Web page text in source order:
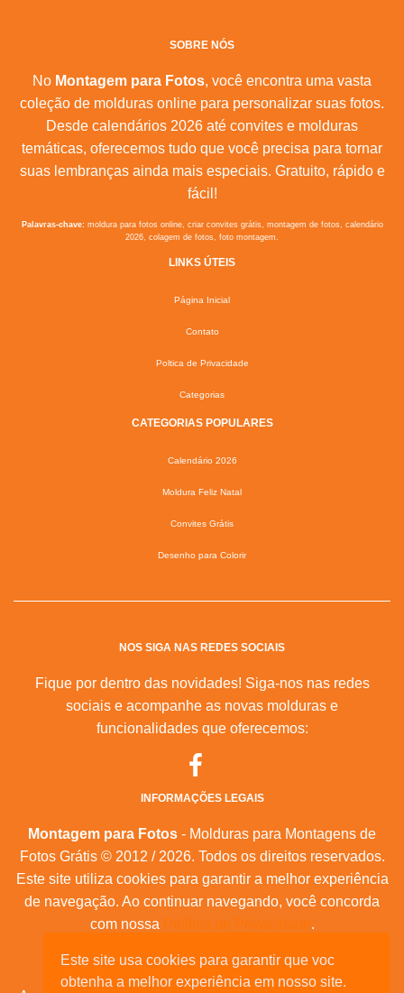
Este site usa cookies para garantir que voc
obtenha a melhor experiência em nosso site.
SOBRE NÓS
No Montagem para Fotos, você encontra uma vasta
coleção de molduras online para personalizar suas fotos.
Desde calendários 2026 até convites e molduras
temáticas, oferecemos tudo que você precisa para tornar
suas lembranças ainda mais especiais. Gratuito, rápido e
fácil!
Palavras-chave:moldura para fotos online, criar convites grátis, montagem de fotos, calendário
2026, colagem de fotos, foto montagem.
LINKS ÚTEIS
Página Inicial
Contato
Poltica de Privacidade
Categorias
CATEGORIAS POPULARES
Calendário 2026
Moldura Feliz Natal
Convites Grátis
Desenho para Colorir
NOS SIGA NAS REDES SOCIAIS
Fique por dentro das novidades! Siga-nos nas redes
sociais e acompanhe as novas molduras e
funcionalidades que oferecemos:
INFORMAÇÕES LEGAIS
Montagem para Fotos - Molduras para Montagens de
Fotos Grátis © 2012 / 2026. Todos os direitos reservados.
Este site utiliza cookies para garantir a melhor experiência
de navegação. Ao continuar navegando, você concorda
com nossa Política de Privacidade.
Mapa do Site |Feeds RSS |Sobre Nós